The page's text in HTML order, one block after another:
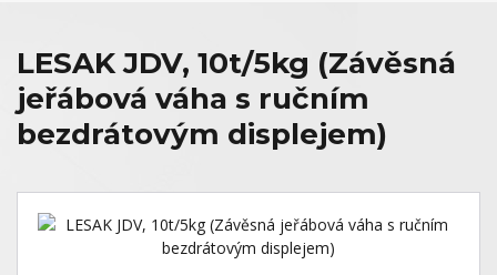
LESAK JDV, 10t/5kg (Závěsná
jeřábová váha s ručním
bezdrátovým displejem)